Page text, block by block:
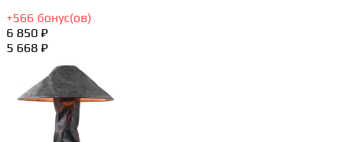
+566 бонус(ов)
6 850 ₽
5 668 ₽